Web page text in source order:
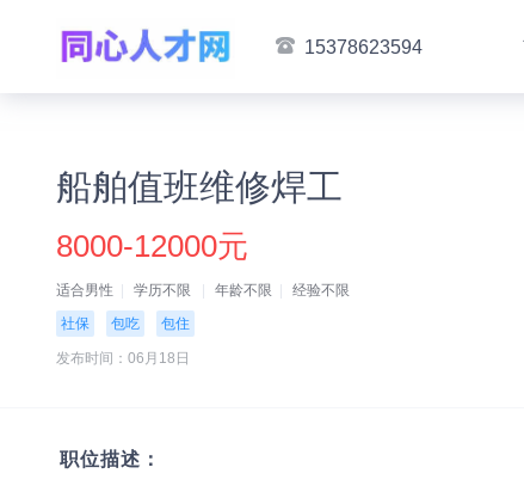
15378623594
船舶值班维修焊工
8000-12000元
适合男性 学历不限 年龄不限
经验不限
社保
包吃 包住
发布时间：06月18日
职位描述：